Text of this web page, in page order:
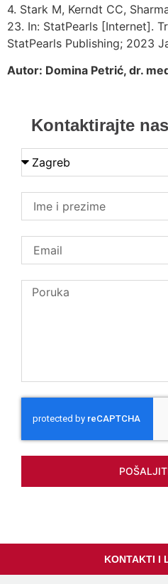
4. Stark M, Kerndt CC,
23. In: StatPearls [Internet].
StatPearls Publishing; 2023
Autor: Domina Petrić, dr.
Kontaktirajte
KONTAKTI I